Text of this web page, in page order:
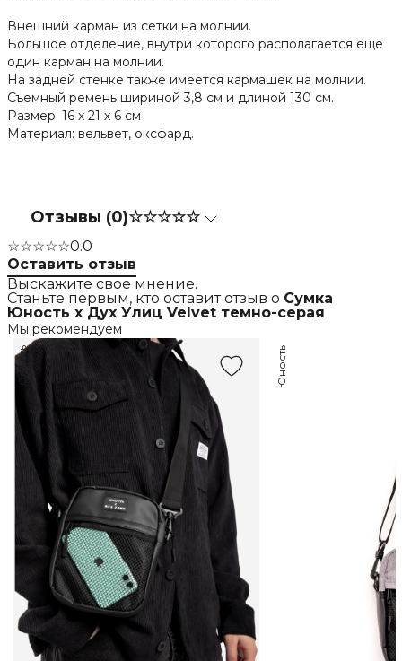
Внешний карман из сетки на молнии.
Большое отделение, внутри которого располагается еще
один карман на молнии.
На задней стенке также имеется кармашек на молнии.
Съемный ремень шириной 3,8 см и длиной 130 см.
Размер: 16 х 21 х 6 см
Материал: вельвет, оксфард.
Отзывы (0)☆☆☆☆☆
☆☆☆☆☆0.0
Оставить отзыв
Выскажите свое мнение.
Станьте первым, кто оставит отзыв о Сумка
Юность х Дух Улиц Velvet темно-серая
Мы рекомендуем
Юность Юность